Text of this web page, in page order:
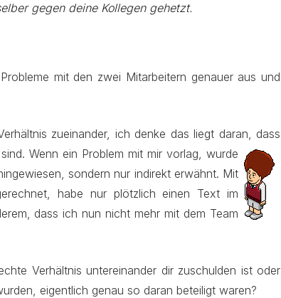
gegen deine Kollegen gehetzt.
mit den zwei Mitarbeitern genauer aus und
zueinander, ich denke das liegt daran, dass
Wenn ein Problem mit mir vorlag, wurde
sondern nur indirekt erwähnt. Mit
habe nur plötzlich einen Text im
dass ich nun nicht mehr mit dem Team
Verhältnis untereinander dir zuschulden ist oder
eigentlich genau so daran beteiligt waren?